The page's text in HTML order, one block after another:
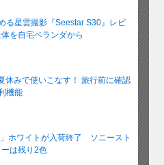
る星雲撮影『Seestar S30』レビ
を自宅ベランダから
休みで使いこなす！ 旅行前に確認
機能
」ホワイトが入荷終了 ソニースト
は残り2色